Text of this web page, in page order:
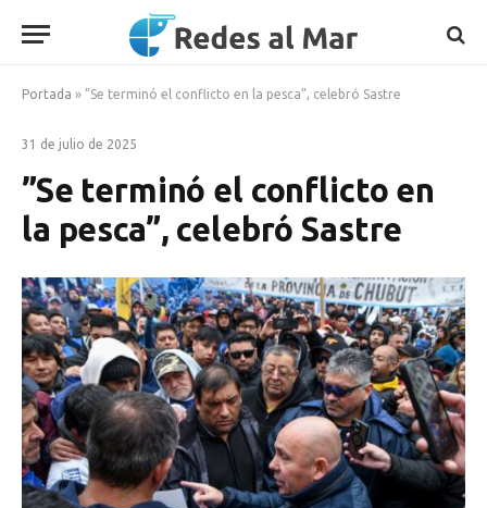
Portada » ”Se terminó el conflicto en la pesca”, celebró Sastre
31 de julio de 2025
”Se terminó el conflicto en
la pesca”, celebró Sastre